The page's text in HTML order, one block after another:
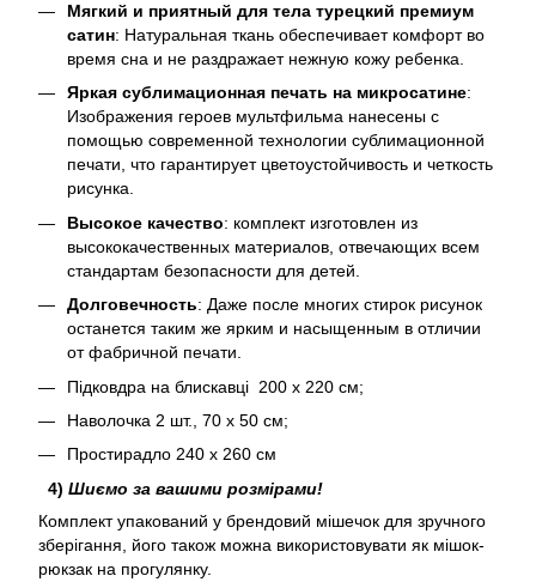
Мягкий и приятный для тела турецкий премиум
сатин: Натуральная ткань обеспечивает комфорт во
время сна и не раздражает нежную кожу ребенка.
Яркая сублимационная печать на микросатине:
Изображения героев мультфильма нанесены с
помощью современной технологии сублимационной
печати, что гарантирует цветоустойчивость и четкость
рисунка.
Высокое качество: комплект изготовлен из
высококачественных материалов, отвечающих всем
стандартам безопасности для детей.
Долговечность: Даже после многих стирок рисунок
останется таким же ярким и насыщенным в отличии
от фабричной печати.
Підковдра на блискавці 200 х 220 см;
Наволочка 2 шт., 70 х 50 см;
Простирадло 240 х 260 см
4) Шиємо за вашими розмірами!
Комплект упакований у брендовий мішечок для зручного
зберігання, його також можна використовувати як мішок-
рюкзак на прогулянку.